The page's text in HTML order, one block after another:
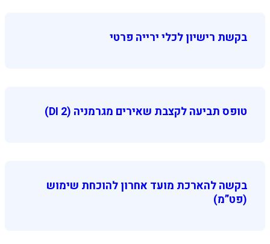
בקשת רישיון לכלי ירייה פרטי
טופס תביעה לקצבת שאירים מגרמניה (DI 2)
בקשה להארכת מועד אחרון להוכחת שימוש
(פט”מ)